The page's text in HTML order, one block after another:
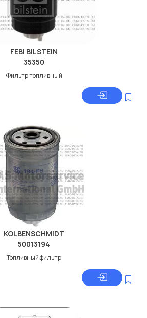
FEBI BILSTEIN
35350
Фильтр топливный
KOLBENSCHMIDT
50013194
Топливный фильтр